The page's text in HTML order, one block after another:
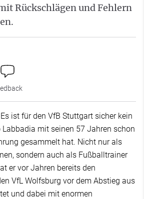
Rückschlägen und Fehlern
ist für den VfB Stuttgart sicher kein
Labbadia mit seinen 57 Jahren schon
gesammelt hat. Nicht nur als
sondern auch als Fußballtrainer
er vor Jahren bereits den
VfL Wolfsburg vor dem Abstieg aus
und dabei mit enormen